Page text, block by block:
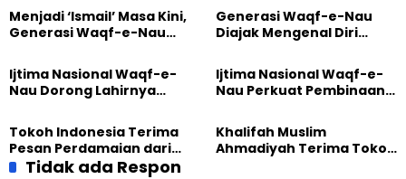
Menjadi ‘Ismail’ Masa Kini,
Generasi Waqf-e-Nau
Pengabdian
Generasi Waqf-e-Nau
Diajak Mengenal Diri
Dunia
Ijtima Nasional Waqf-e-
Nau Dorong Lahirnya
yang Militan
Ijtima Nasional Waqf-e-
Nau Perkuat Pembinaan
Masa Depan
Tokoh Indonesia Terima
Pesan Perdamaian dari
Khalifah Muslim
Khalifah Muslim
Ahmadiyah Terima Tokoh
Tidak ada Respon